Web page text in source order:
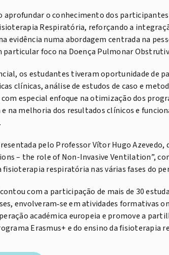
aprofundar o conhecimento dos
Respiratória, reforçando a
evidência numa abordagem centrada na
foco na Doença Pulmonar
os estudantes tiveram oportunidade de
clínicas, análise de estudos de caso e
especial enfoque na otimização dos
na melhoria dos resultados clínicos e
pelo Professor Vítor Hugo Azevedo,
– the role of Non-Invasive Ventilation”,
respiratória nas várias fases do
com a participação de mais de 30
envolveram‑se em atividades formativas
académica europeia e promove a
Erasmus+ e do ensino da fisioterapia